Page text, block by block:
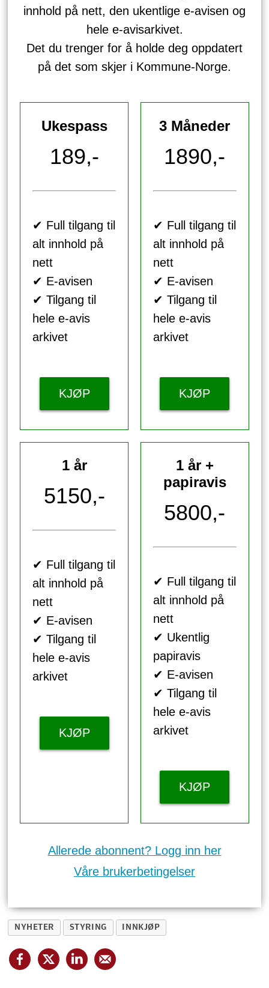
innhold på nett, den ukentlige e-avisen og
hele e-avisarkivet.
Det du trenger for å holde deg oppdatert
på det som skjer i Kommune-Norge.
Ukespass
189,-
✔ Full tilgang til
alt innhold på
nett
✔ E-avisen
✔ Tilgang til
hele e-avis
arkivet
KJØP
3 Måneder
1890,-
✔ Full tilgang til
alt innhold på
nett
✔ E-avisen
✔ Tilgang til
hele e-avis
arkivet
KJØP
1 år
5150,-
✔ Full tilgang til
alt innhold på
nett
✔ E-avisen
✔ Tilgang til
hele e-avis
arkivet
KJØP
1 år +
papiravis
5800,-
✔ Full tilgang til
alt innhold på
nett
✔ Ukentlig
papiravis
✔ E-avisen
✔ Tilgang til
hele e-avis
arkivet
KJØP
Allerede abonnent? Logg inn her
Våre brukerbetingelser
NYHETER STYRING INNKJØP